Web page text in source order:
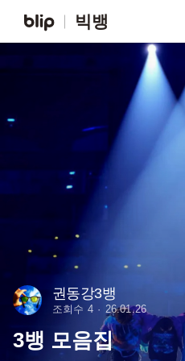
빅뱅
권동강3뱅
조회수 4 26.01.26
3뱅 모음집